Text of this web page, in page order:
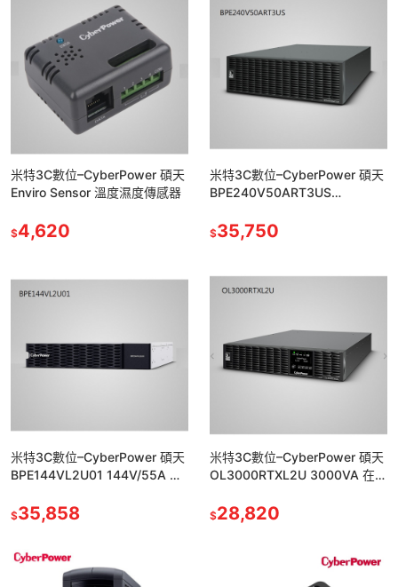
米特3C數位–Cyber​​Power 碩天
Enviro Sensor 溫度濕度傳感器
$4,620
米特3C數位–CyberPower 碩天
BPE240V50ART3US
$35,750
米特3C數位–CyberPower 碩天
BPE144VL2U01 144V/55A 外
$35,858
米特3C數位–CyberPower 碩天
OL3000RTXL2U 3000VA 在線
$28,820